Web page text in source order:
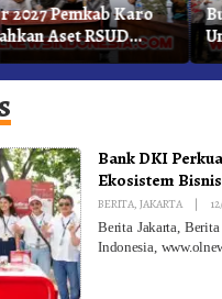
2027 Pemkab Karo
Aset RSUD
Ke Moderamen
Bank DKI
Ekosistem Bisnis
BERITA,JAKARTA |
Berita Jakarta,
Indonesia,